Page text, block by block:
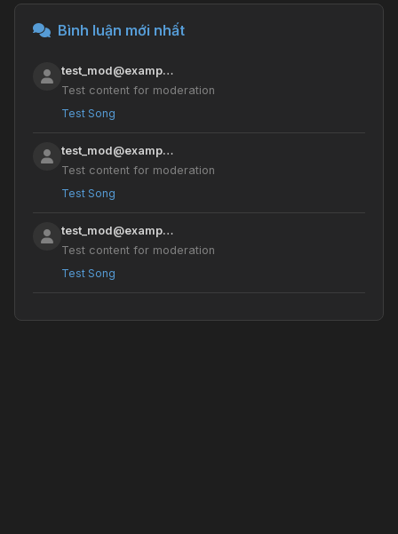
Bình luận mới nhất
test_mod@examp…
Test content for moderation
Test Song
test_mod@examp…
Test content for moderation
Test Song
test_mod@examp…
Test content for moderation
Test Song